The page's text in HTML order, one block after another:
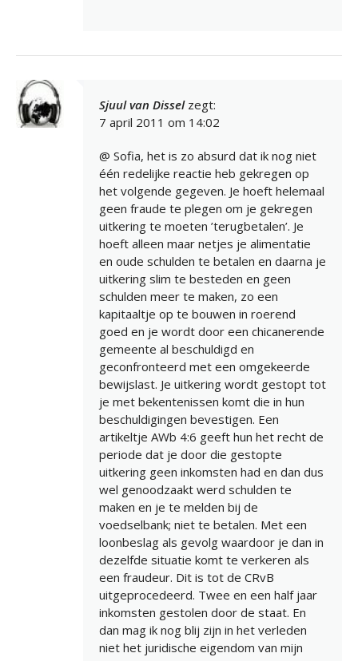
Sjuul van Dissel zegt:
7 april 2011 om 14:02
@ Sofia, het is zo absurd dat ik nog niet
één redelijke reactie heb gekregen op
het volgende gegeven. Je hoeft helemaal
geen fraude te plegen om je gekregen
uitkering te moeten ’terugbetalen’. Je
hoeft alleen maar netjes je alimentatie
en oude schulden te betalen en daarna je
uitkering slim te besteden en geen
schulden meer te maken, zo een
kapitaaltje op te bouwen in roerend
goed en je wordt door een chicanerende
gemeente al beschuldigd en
geconfronteerd met een omgekeerde
bewijslast. Je uitkering wordt gestopt tot
je met bekentenissen komt die in hun
beschuldigingen bevestigen. Een
artikeltje AWb 4:6 geeft hun het recht de
periode dat je door die gestopte
uitkering geen inkomsten had en dan dus
wel genoodzaakt werd schulden te
maken en je te melden bij de
voedselbank; niet te betalen. Met een
loonbeslag als gevolg waardoor je dan in
dezelfde situatie komt te verkeren als
een fraudeur. Dit is tot de CRvB
uitgeprocedeerd. Twee en een half jaar
inkomsten gestolen door de staat. En
dan mag ik nog blij zijn in het verleden
niet het juridische eigendom van mijn